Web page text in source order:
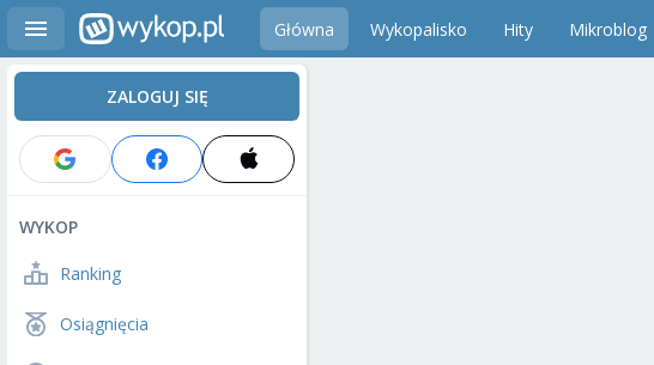
Główna Wykopalisko Hity Mikroblog
ZALOGUJ SIĘ
WYKOP
Ranking
Osiągnięcia